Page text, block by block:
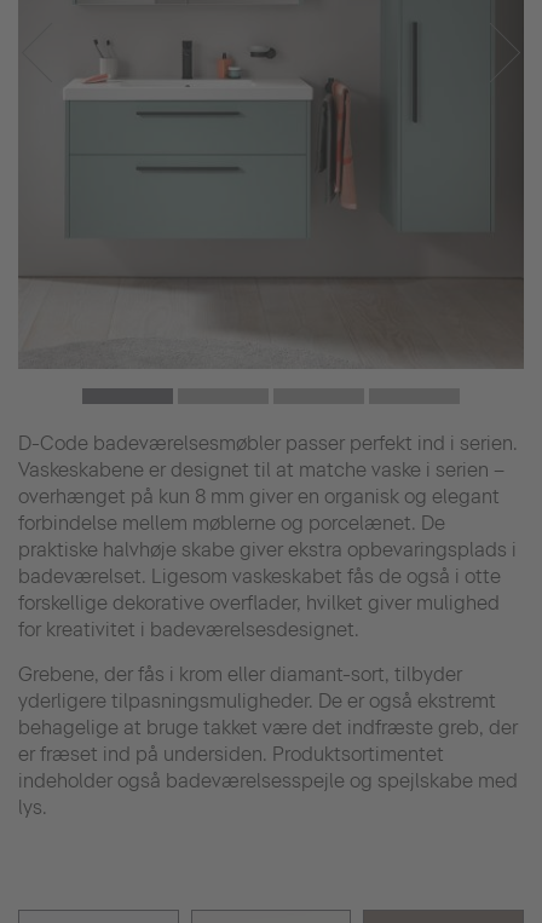
D-Code badeværelsesmøbler passer perfekt ind i serien.
Vaskeskabene er designet til at matche vaske i serien –
overhænget på kun 8 mm giver en organisk og elegant
forbindelse mellem møblerne og porcelænet. De
praktiske halvhøje skabe giver ekstra opbevaringsplads i
badeværelset. Ligesom vaskeskabet fås de også i otte
forskellige dekorative overflader, hvilket giver mulighed
for kreativitet i badeværelsesdesignet.
Grebene, der fås i krom eller diamant-sort, tilbyder
yderligere tilpasningsmuligheder. De er også ekstremt
behagelige at bruge takket være det indfræste greb, der
er fræset ind på undersiden. Produktsortimentet
indeholder også badeværelsesspejle og spejlskabe med
lys.